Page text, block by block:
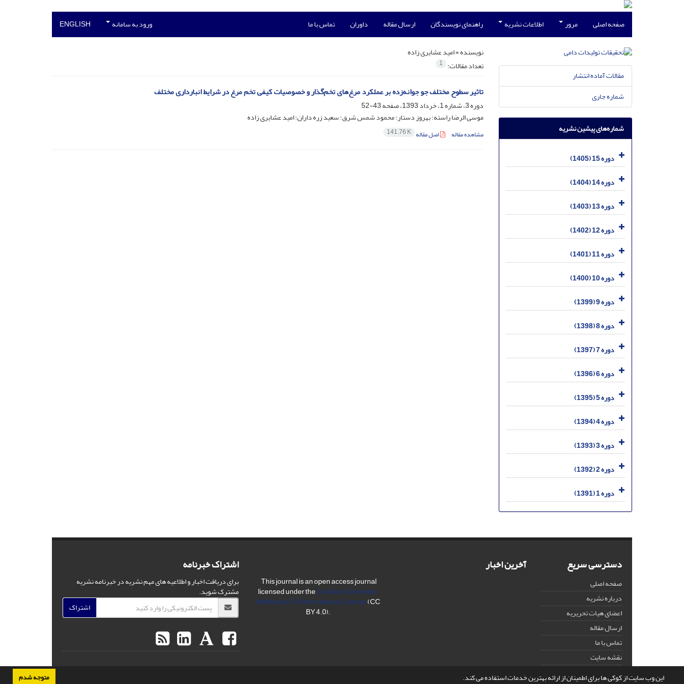
این وب سایت از کوکی ها برای اطمینان از ارائه بهترین خدمات استفاده می کند. متوجه شدم
صفحه اصلی مرور اطلاعات نشریه راهنمای نویسندگان ارسال مقاله داوران تماس با ما ورود به سامانه ENGLISH
نویسنده =امید عشایری زاده
تعداد مقالات: 1
تاثیر سطوح مختلف جو جوانه‌زده بر عملکرد مرغ‌های تخم‌گذار و خصوصیات کیفی تخم مرغ در شرایط انبارداری مختلف
دوره 3، شماره 1، خرداد 1393، صفحه
43-52
موسی الرضا راسته؛ بهروز دستار؛ محمود شمس شرق؛ سعید زره داران؛ امید عشایری زاده
مشاهده مقاله اصل مقاله 141.76 K
مقالات آماده انتشار
شماره جاری
شماره‌های پیشین نشریه
دوره 15 (1405)
دوره 14 (1404)
دوره 13 (1403)
دوره 12 (1402)
دوره 11 (1401)
دوره 10 (1400)
دوره 9 (1399)
دوره 8 (1398)
دوره 7 (1397)
دوره 6 (1396)
دوره 5 (1395)
دوره 4 (1394)
دوره 3 (1393)
دوره 2 (1392)
دوره 1 (1391)
دسترسی سریع
صفحه اصلی
درباره نشریه
اعضای هیات تحریریه
ارسال مقاله
تماس با ما
نقشه سایت
آخرین اخبار
This journal is an open access journal
licensed under theCreative Commons
Attribution 4.0 International License(CC
BY 4.0).
اشتراک خبرنامه
برای دریافت اخبار و اطلاعیه های مهم نشریه در خبرنامه نشریه
مشترک شوید.
اشتراک